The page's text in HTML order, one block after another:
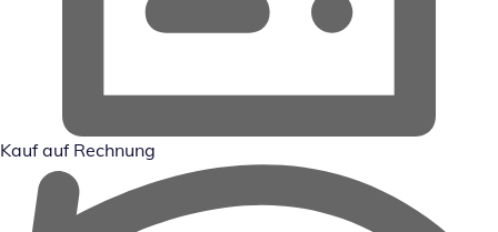
Kauf auf Rechnung